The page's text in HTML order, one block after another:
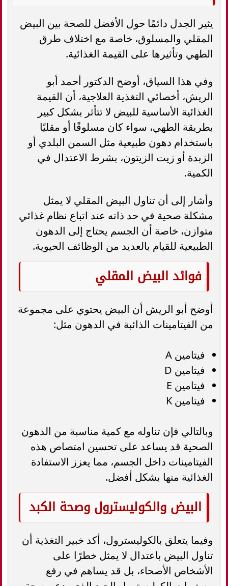
يثير الجدل دائمًا حول الأفضل للصحة بين البيض
المقلي والمسلوق، خاصة مع اختلاف طرق
الطهي وتأثيرها على القيمة الغذائية.
وفي هذا السياق، أوضح الدكتور أحمد أبو
الريش، أخصائي التغذية العلاجية، أن القيمة
الغذائية الأساسية للبيض لا تتأثر بشكل كبير
بطريقة الطهي، سواء كان مسلوقًا أو مقليًا
باستخدام دهون طبيعية مثل السمن البلدي أو
الزبدة أو زيت الزيتون، بشرط الاعتدال في
الكمية.
وأشار إلى أن تناول البيض المقلي لا يمثل
مشكلة صحية في حد ذاته عند اتباع نظام غذائي
متوازن، خاصة أن الجسم يحتاج إلى الدهون
الطبيعية للقيام بالعديد من الوظائف الحيوية.
فوائد البيض المقلي
أوضح أبو الريش أن البيض يحتوي على مجموعة
من الفيتامينات الذائبة في الدهون مثل:
فيتامين A
فيتامين D
فيتامين E
فيتامين K
وبالتالي فإن تناوله مع كمية مناسبة من الدهون
الصحية قد يساعد على تحسين امتصاص هذه
الفيتامينات داخل الجسم، مما يعزز الاستفادة
الغذائية منها بشكل أفضل.
البيض والكوليسترول وصحة الكبد
وفيما يتعلق بالكوليسترول، أكد خبير التغذية أن
تناول البيض باعتدال لا يمثل خطرًا على
الأشخاص الأصحاء، بل قد يساهم في رفع